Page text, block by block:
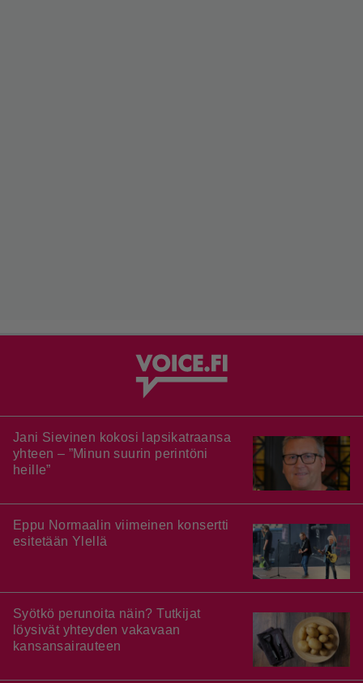
Jani Sievinen kokosi lapsikatraansa
yhteen – ”Minun suurin perintöni
heille”
Eppu Normaalin viimeinen konsertti
esitetään Ylellä
Syötkö perunoita näin? Tutkijat
löysivät yhteyden vakavaan
kansansairauteen